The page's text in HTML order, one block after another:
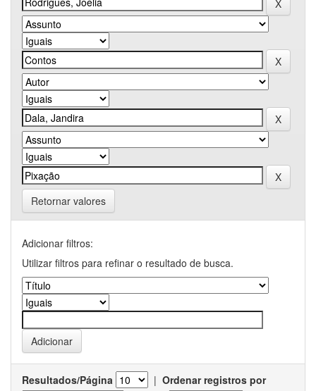
Retornar valores
Adicionar filtros:
Utilizar filtros para refinar o resultado de busca.
Resultados/Página | Ordenar registros por